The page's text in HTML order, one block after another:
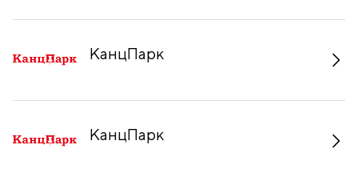
КанцПарк
КанцПарк